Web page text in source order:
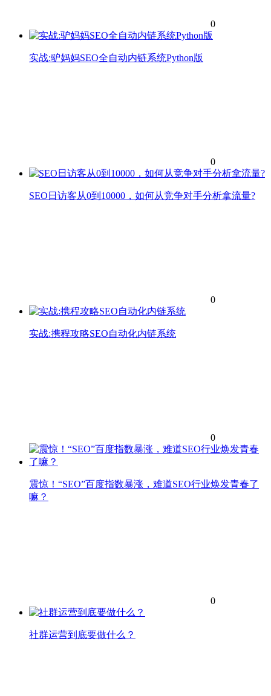
0
实战:驴妈妈SEO全自动内链系统Python版
0
SEO日访客从0到10000，如何从竞争对手分析拿流量?
0
实战:携程攻略SEO自动化内链系统
0
震惊！“SEO”百度指数暴涨，难道SEO行业焕发青春了
嘛？
0
社群运营到底要做什么？